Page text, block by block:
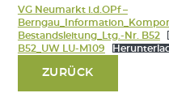
VG Neumarkt i.d.OPf –
Bestandsleitung_Ltg.-Nr. B52
B52_UW LU-M109
ZURÜCK